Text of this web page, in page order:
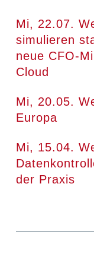
Mi, 22.07.
simulieren
neue CFO-
Cloud
Mi, 20.05.
Europa
Mi, 15.04.
der Praxis